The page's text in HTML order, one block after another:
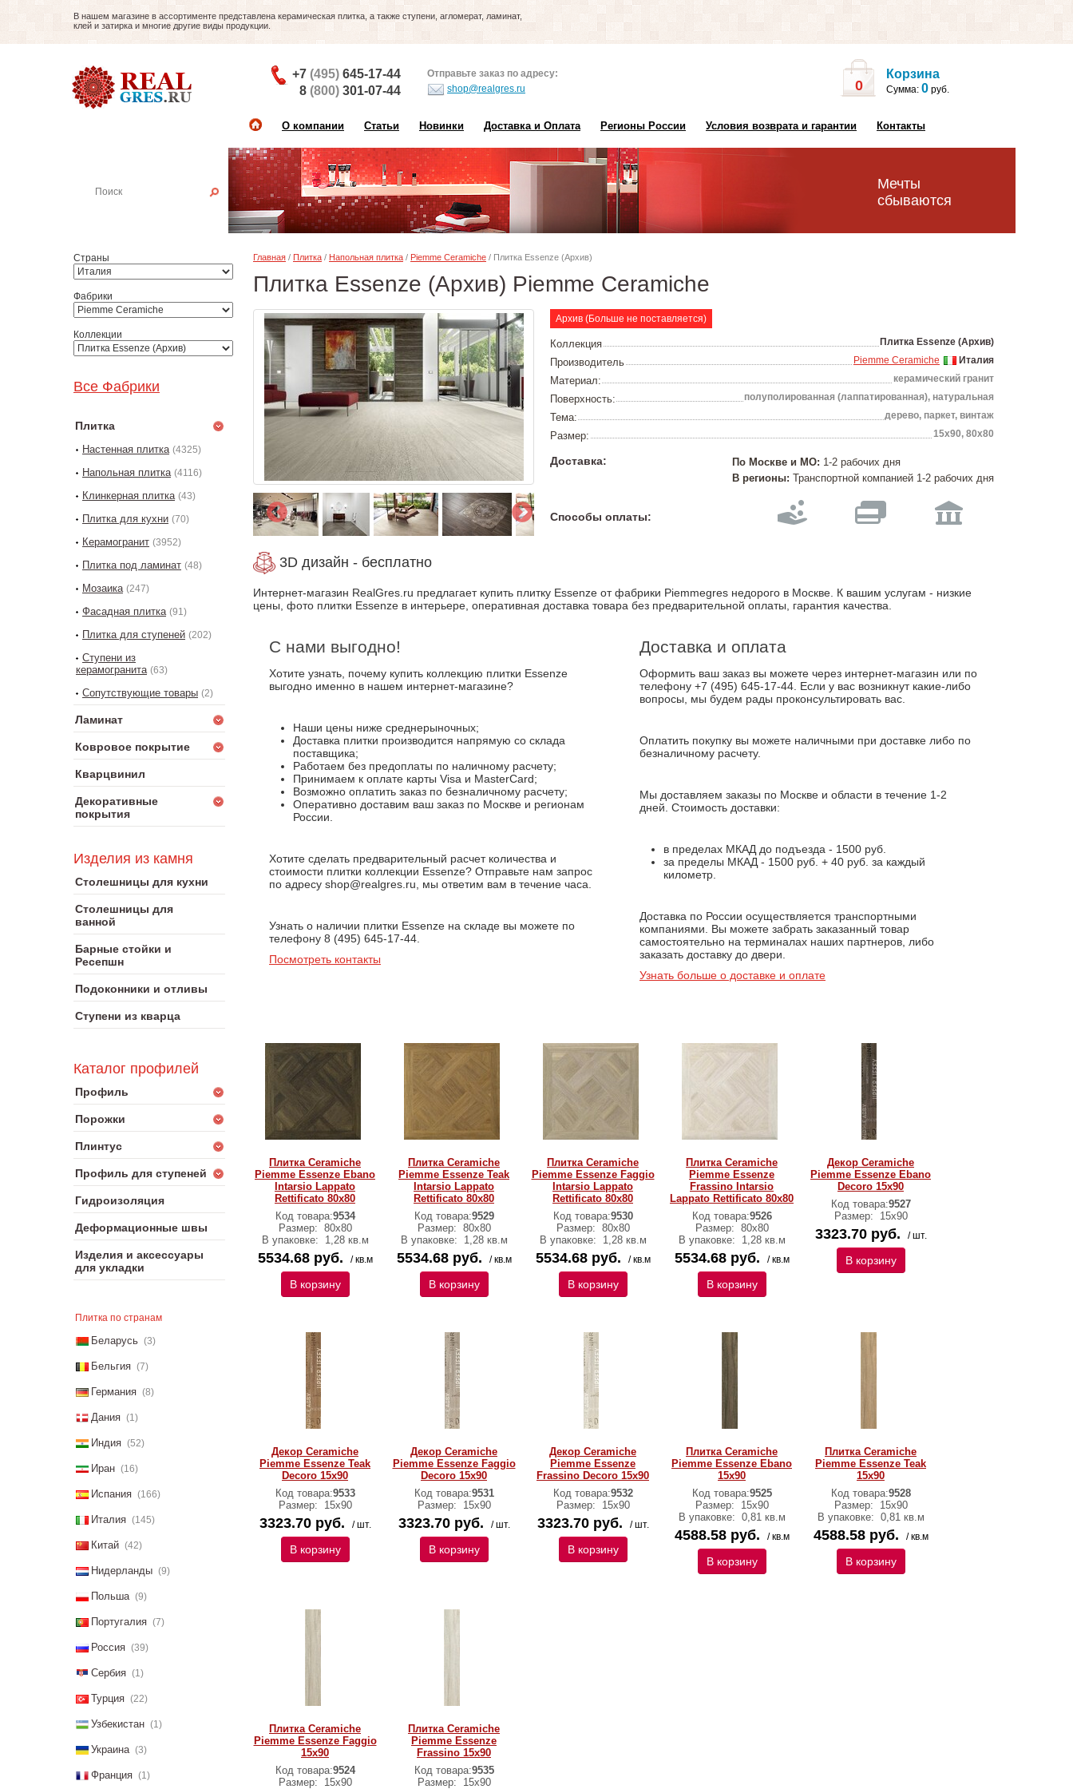
В нашем магазине в ассортименте представлена керамическая плитка, а также ступени, агломерат, ламинат,
клей и затирка и многие другие виды продукции.
+7 (495) 645-17-44
8 (800) 301-07-44
Отправьте заказ по адресу:
shop@realgres.ru
0
Корзина
Сумма: 0 руб.
О компании Статьи Новинки Доставка и Оплата Регионы России Условия возврата и гарантии Контакты
Мечты
сбываются
Страны
Фабрики
Коллекции
Все Фабрики
Плитка
Настенная плитка (4325)
Напольная плитка (4116)
Клинкерная плитка (43)
Плитка для кухни (70)
Керамогранит (3952)
Плитка под ламинат (48)
Мозаика (247)
Фасадная плитка (91)
Плитка для ступеней (202)
Ступени из
керамогранита (63)
Сопутствующие товары (2)
Ламинат
Ковровое покрытие
Кварцвинил
Декоративные
покрытия
Изделия из камня
Столешницы для кухни
Столешницы для
ванной
Барные стойки и
Ресепшн
Подоконники и отливы
Ступени из кварца
Каталог профилей
Профиль
Порожки
Плинтус
Профиль для ступеней
Гидроизоляция
Деформационные швы
Изделия и аксессуары
для укладки
Плитка по странам
Беларусь (3)
Бельгия (7)
Германия (8)
Дания (1)
Индия (52)
Иран (16)
Испания (166)
Италия (145)
Китай (42)
Нидерланды (9)
Польша (9)
Португалия (7)
Россия (39)
Сербия (1)
Турция (22)
Узбекистан (1)
Украина (3)
Франция (1)
Главная / Плитка / Напольная плитка / Piemme Ceramiche / Плитка Essenze (Архив)
Плитка Essenze (Архив) Piemme Ceramiche
Архив (Больше не поставляется)
Коллекция Плитка Essenze (Архив)
Производитель Италия
Piemme Ceramiche
Материал: керамический гранит
Поверхность: полуполированная (лаппатированная), натуральная
Тема: дерево, паркет, винтаж
Размер: 15х90, 80х80
Доставка: По Москве и МО: 1-2 рабочих дня
В регионы: Транспортной компанией 1-2 рабочих дня
Способы оплаты:
3D дизайн - бесплатно
Интернет-магазин RealGres.ru предлагает купить плитку Essenze от фабрики Piemmegres недорого в Москве. К вашим услугам - низкие
цены, фото плитки Essenze в интерьере, оперативная доставка товара без предварительной оплаты, гарантия качества.
С нами выгодно!
Хотите узнать, почему купить коллекцию плитки Essenze
выгодно именно в нашем интернет-магазине?
Наши цены ниже среднерыночных;
Доставка плитки производится напрямую со склада
поставщика;
Работаем без предоплаты по наличному расчету;
Принимаем к оплате карты Visa и MasterCard;
Возможно оплатить заказ по безналичному расчету;
Оперативно доставим ваш заказ по Москве и регионам
России.
Хотите сделать предварительный расчет количества и
стоимости плитки коллекции Essenze? Отправьте нам запрос
по адресу shop@realgres.ru, мы ответим вам в течение часа.
Узнать о наличии плитки Essenze на складе вы можете по
телефону 8 (495) 645-17-44.
Посмотреть контакты
Доставка и оплата
Оформить ваш заказ вы можете через интернет-магазин или по
телефону +7 (495) 645-17-44. Если у вас возникнут какие-либо
вопросы, мы будем рады проконсультировать вас.
Оплатить покупку вы можете наличными при доставке либо по
безналичному расчету.
Мы доставляем заказы по Москве и области в течение 1-2
дней. Стоимость доставки:
в пределах МКАД до подъезда - 1500 руб.
за пределы МКАД - 1500 руб. + 40 руб. за каждый
километр.
Доставка по России осуществляется транспортными
компаниями. Вы можете забрать заказанный товар
самостоятельно на терминалах наших партнеров, либо
заказать доставку до двери.
Узнать больше о доставке и оплате
Плитка Ceramiche
Piemme Essenze Ebano
Intarsio Lappato
Rettificato 80х80
Код товара:9534
Размер: 80х80
В упаковке:
1,28 кв.м
5534.68 руб. / кв.м
В корзину
Плитка Ceramiche
Piemme Essenze Teak
Intarsio Lappato
Rettificato 80х80
Код товара:9529
Размер: 80х80
В упаковке:
1,28 кв.м
5534.68 руб. / кв.м
В корзину
Плитка Ceramiche
Piemme Essenze Faggio
Intarsio Lappato
Rettificato 80х80
Код товара:9530
Размер: 80х80
В упаковке:
1,28 кв.м
5534.68 руб. / кв.м
В корзину
Плитка Ceramiche
Piemme Essenze
Frassino Intarsio
Lappato Rettificato 80х80
Код товара:9526
Размер: 80х80
В упаковке:
1,28 кв.м
5534.68 руб. / кв.м
В корзину
Декор Ceramiche
Piemme Essenze Ebano
Decoro 15х90
Код товара:9527
Размер:
15х90
3323.70 руб. / шт.
В корзину
Декор Ceramiche
Piemme Essenze Teak
Decoro 15х90
Код товара:9533
Размер:
15х90
3323.70 руб. / шт.
В корзину
Декор Ceramiche
Piemme Essenze Faggio
Decoro 15х90
Код товара:9531
Размер:
15х90
3323.70 руб. / шт.
В корзину
Декор Ceramiche
Piemme Essenze
Frassino Decoro 15х90
Код товара:9532
Размер:
15х90
3323.70 руб. / шт.
В корзину
Плитка Ceramiche
Piemme Essenze Ebano
15х90
Код товара:9525
Размер:
15х90
В упаковке: 0,81 кв.м
4588.58 руб. / кв.м
В корзину
Плитка Ceramiche
Piemme Essenze Teak
15х90
Код товара:9528
Размер:
15х90
В упаковке: 0,81 кв.м
4588.58 руб. / кв.м
В корзину
Плитка Ceramiche
Piemme Essenze Faggio
15х90
Код товара:9524
Размер:
15х90
Плитка Ceramiche
Piemme Essenze
Frassino 15х90
Код товара:9535
Размер:
15х90